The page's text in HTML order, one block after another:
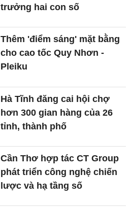
trưởng hai con số
Thêm 'điểm sáng' mặt bằng
cho cao tốc Quy Nhơn -
Pleiku
Hà Tĩnh đăng cai hội chợ
hơn 300 gian hàng của 26
tỉnh, thành phố
Cần Thơ hợp tác CT Group
phát triển công nghệ chiến
lược và hạ tầng số